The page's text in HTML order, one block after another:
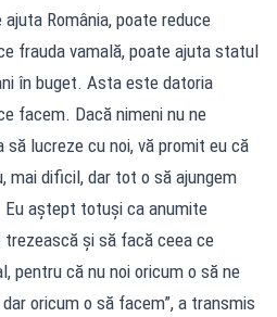
România, poate reduce
frauda vamală, poate ajuta statul
în buget. Asta este datoria
facem. Dacă nimeni nu ne
să lucreze cu noi, vă promit eu că
mai dificil, dar tot o să ajungem
aștept totuși ca anumite
și să facă ceea ce
pentru că nu noi oricum o să ne
oricum o să facem”, a transmis